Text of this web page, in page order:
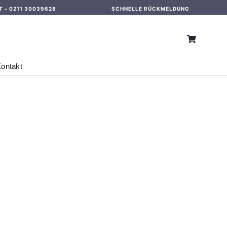
– 0211 30039628 SCHNELLE RÜCKMELDUNG